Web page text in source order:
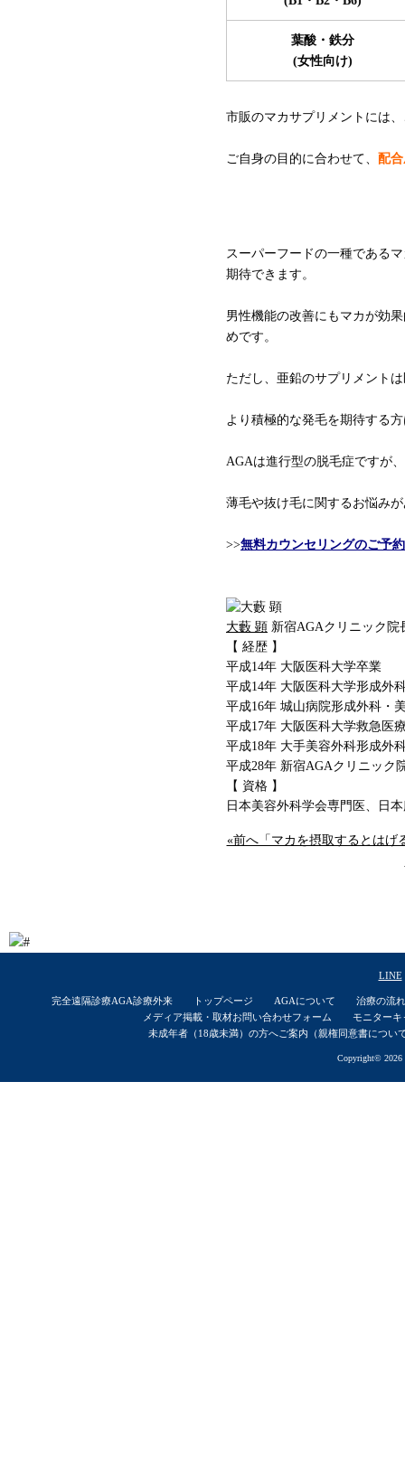
葉酸・鉄分
(女性向け)
市販のマカサプリメントには
ご自身の目的に合わせて、 配
スーパーフードの一種である
期待できます。
男性機能の改善にもマカが効
めです。
ただし、亜鉛のサプリメント
より積極的な発毛を期待する
AGAは進行型の脱毛症ですが
薄毛や抜け毛に関するお悩み
>>無料カウンセリングのご予
大藪 顕 新宿AGAクリニック院
【 経歴 】
平成14年 大阪医科大学卒業
平成14年 大阪医科大学形成外
平成16年 城山病院形成外科・
平成17年 大阪医科大学救急医
平成18年 大手美容外科形成外
平成28年 新宿AGAクリニック
【 資格 】
日本美容外科学会専門医、日
«前へ「マカを摂取するとはげ
LINE
完全遠隔診療AGA診療外来 トップページ AGAについて
治療の流れ
メディア掲載・取材お問い合わせフォーム
モニターキ
未成年者（18歳未満）の方へご案内（親権同意書につい
Copyright© 2026